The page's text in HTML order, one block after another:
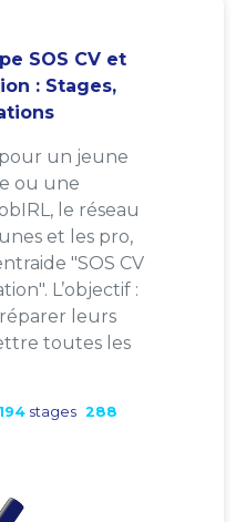
SOS CV et
: Stages,
un jeune
ou une
le réseau
et les pro,
"SOS CV
L’objectif :
leurs
toutes les
194 stages 288